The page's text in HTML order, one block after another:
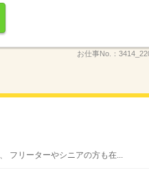
お仕事No.：
フリーターやシニアの方も在...